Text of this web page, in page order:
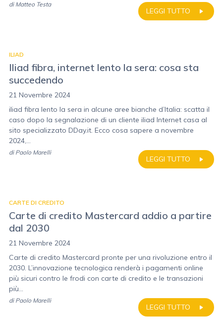
LEGGI TUTTO
di Matteo Testa
ILIAD
Iliad fibra, internet lento la sera: cosa sta
succedendo
21 Novembre 2024
iliad fibra lento la sera in alcune aree bianche d’Italia: scatta il
caso dopo la segnalazione di un cliente iliad Internet casa al
sito specializzato DDay.it. Ecco cosa sapere a novembre
2024,...
LEGGI TUTTO
di Paolo Marelli
CARTE DI CREDITO
Carte di credito Mastercard addio a partire
dal 2030
21 Novembre 2024
Carte di credito Mastercard pronte per una rivoluzione entro il
2030. L’innovazione tecnologica renderà i pagamenti online
più sicuri contro le frodi con carte di credito e le transazioni
più...
LEGGI TUTTO
di Paolo Marelli